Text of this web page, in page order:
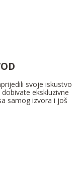
svoje iskustvo
ekskluzivne
samog izvora i još